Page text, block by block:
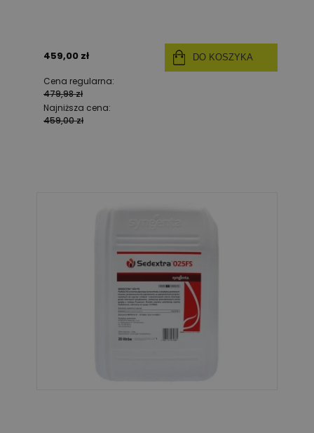
459,00 zł
Cena regularna:
479,98 zł
Najniższa cena:
459,00 zł
DO KOSZYKA